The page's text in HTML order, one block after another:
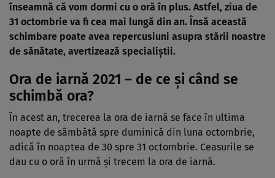
înseamnă că vom dormi cu o oră în plus. Astfel, ziua de
31 octombrie va fi cea mai lungă din an. Însă această
schimbare poate avea repercusiuni asupra stării noastre
de sănătate, avertizează specialiștii.
Ora de iarnă 2021 – de ce și când se
schimbă ora?
În acest an, trecerea la ora de iarnă se face în ultima
noapte de sâmbătă spre duminică din luna octombrie,
adică în noaptea de 30 spre 31 octombrie. Ceasurile se
dau cu o oră în urmă și trecem la ora de iarnă.